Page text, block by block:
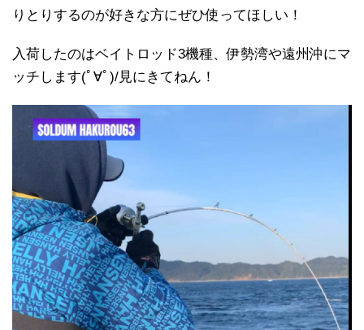
りとりするのが好きな方にぜひ使ってほしい！
入荷したのはベイトロッド3機種、伊勢湾や遠州沖にマ
ッチします(ﾟ∀ﾟ)/見にきてねん！